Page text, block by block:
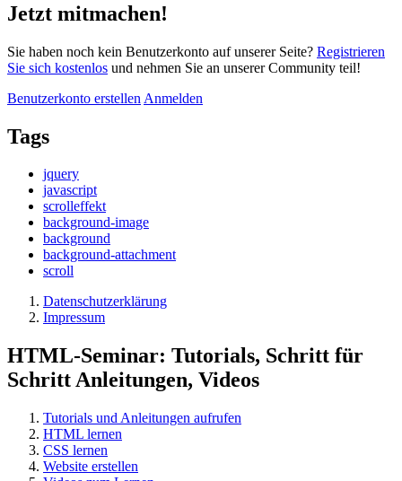
Jetzt mitmachen!
Sie haben noch kein Benutzerkonto auf unserer Seite? Registrieren
Sie sich kostenlos und nehmen Sie an unserer Community teil!
Benutzerkonto erstellen Anmelden
Tags
jquery
javascript
scrolleffekt
background-image
background
background-attachment
scroll
Datenschutzerklärung
Impressum
HTML-Seminar: Tutorials, Schritt für
Schritt Anleitungen, Videos
Tutorials und Anleitungen aufrufen
HTML lernen
CSS lernen
Website erstellen